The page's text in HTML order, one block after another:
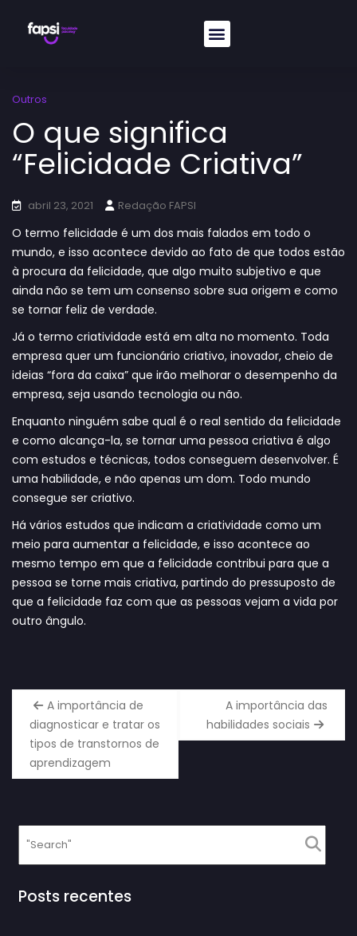
Outros
O que significa
“Felicidade Criativa”
abril 23, 2021 Redação FAPSI
O termo felicidade é um dos mais falados em todo o
mundo, e isso acontece devido ao fato de que todos estão
à procura da felicidade, que algo muito subjetivo e que
ainda não se tem um consenso sobre sua origem e como
se tornar feliz de verdade.
Já o termo criatividade está em alta no momento. Toda
empresa quer um funcionário criativo, inovador, cheio de
ideias “fora da caixa” que irão melhorar o desempenho da
empresa, seja usando tecnologia ou não.
Enquanto ninguém sabe qual é o real sentido da felicidade
e como alcança-la, se tornar uma pessoa criativa é algo
com estudos e técnicas, todos conseguem desenvolver. É
uma habilidade, e não apenas um dom. Todo mundo
consegue ser criativo.
Há vários estudos que indicam a criatividade como um
meio para aumentar a felicidade, e isso acontece ao
mesmo tempo em que a felicidade contribui para que a
pessoa se torne mais criativa, partindo do pressuposto de
que a felicidade faz com que as pessoas vejam a vida por
outro ângulo.
A importância de
diagnosticar e tratar os
tipos de transtornos de
aprendizagem
A importância das
habilidades sociais
Posts recentes